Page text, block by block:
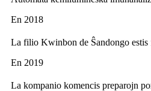
En 2018
La filio Kwinbon de Ŝandongo estis
En 2019
La kompanio komencis preparojn